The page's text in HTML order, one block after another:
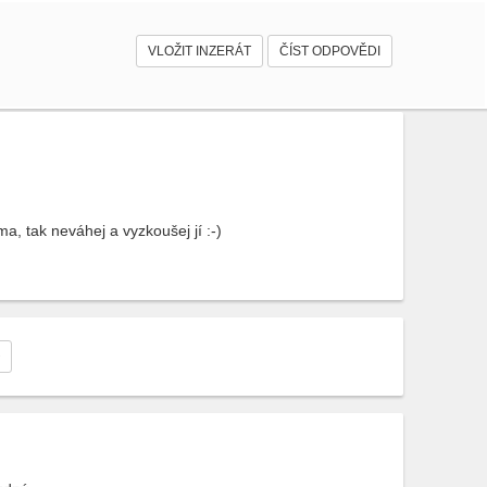
VLOŽIT INZERÁT ČÍST ODPOVĚDI
tak neváhej a vyzkoušej jí :-)